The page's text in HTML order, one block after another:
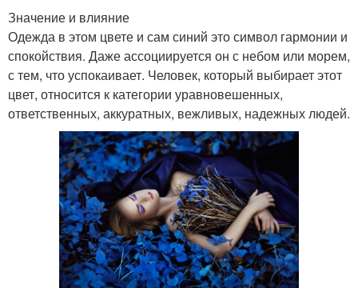
Значение и влияние
Одежда в этом цвете и сам синий это символ гармонии и
спокойствия. Даже ассоциируется он с небом или морем,
с тем, что успокаивает. Человек, который выбирает этот
цвет, относится к категории уравновешенных,
ответственных, аккуратных, вежливых, надежных людей.